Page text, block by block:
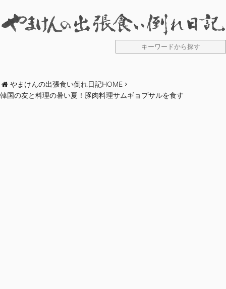
やまけんの出張食い倒れ日記HOME
韓国の友と料理の暑い夏！豚肉料理サムギョプサルを食す